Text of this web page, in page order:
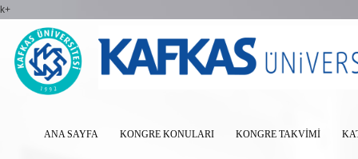
k+
ANA SAYFA KONGRE KONULARI KONGRE TAKVIMI